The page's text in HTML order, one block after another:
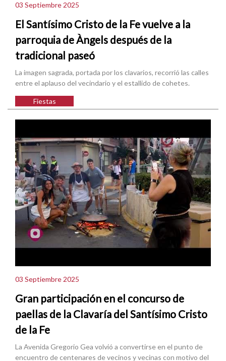
03 Septiembre 2025
El Santísimo Cristo de la Fe vuelve a la
parroquia de Àngels después de la
tradicional paseó
La imagen sagrada, portada por los clavarios, recorrió las calles
entre el aplauso del vecindario y el estallido de cohetes.
Fiestas
03 Septiembre 2025
Gran participación en el concurso de
paellas de la Clavaría del Santísimo Cristo
de la Fe
La Avenida Gregorio Gea volvió a convertirse en el punto de
encuentro de centenares de vecinos y vecinas con motivo del